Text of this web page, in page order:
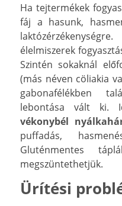
Ha tejtermékek
fáj a hasunk,
élelmiszerek
Szintén sokaknál
(más néven cöliakia
gabonafélékben
lebontása vált ki.
vékonybél
puffadás,
Gluténmentes
megszüntethetjük.
Ürítési